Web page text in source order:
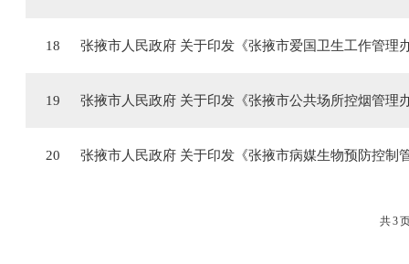
18 张掖市人民政府 关于印发《张掖市爱国卫生工作管理
19 张掖市人民政府 关于印发《张掖市公共场所控烟管理
20 张掖市人民政府 关于印发《张掖市病媒生物预防控制
共3